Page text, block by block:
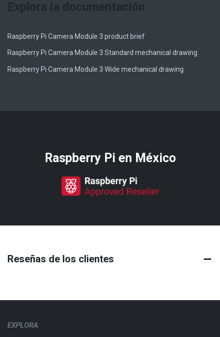
Explora la documentación
Raspberry Pi Camera Module 3 product brief
Raspberry Pi Camera Module 3 Standard mechanical drawing
Raspberry Pi Camera Module 3 Wide mechanical drawing
Raspberry Pi​ en México
Reseñas de los clientes
EXPLORA